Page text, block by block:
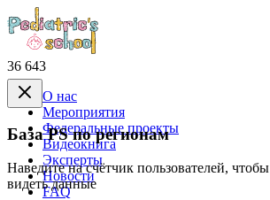
36 643
База PS по регионам
Наведите на счётчик пользователей, чтобы
видеть данные
О нас
Mероприятия
Федеральные проекты
Видеокнига
Эксперты
Новости
FAQ